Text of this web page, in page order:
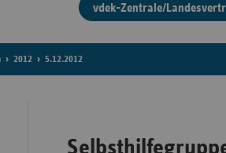
vdek-Zentrale/
2012 5.12.2012